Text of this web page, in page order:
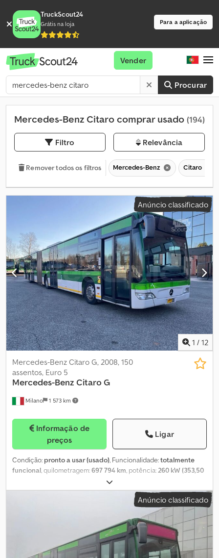
TruckScout24
Grátis na loja Para a aplicação
Procurar
Vender
Mercedes-Benz Citaro comprar usado (194)
Filtro Relevância
Remover todos os filtros Mercedes-Benz Citaro
Anúncio classificado
1 / 12
Milano 1 573 km
Mercedes-Benz Citaro G, 2008, 150
assentos, Euro 5
Mercedes-Benz Citaro G
Informação de
preços
Ligar
Condição: pronto a usar (usado), Funcionalidade:totalmente
funcional, quilometragem:697 794 km, potência:260 kW (353,50
, tipo de combustível:
número de lugares:32, número de lugares em pé:117, tipo de
, configuração de eixo:3 eixos, classe
, tamanho do pneu:275/70
17 940 mm, largura total:2 550 mm,
, Equipamento:ABS, adaptado para
pessoas com deficiência, aquecedor estacionário, ar
condicionado, controlo de tração, Autocarro urbano –
Anúncio classificado